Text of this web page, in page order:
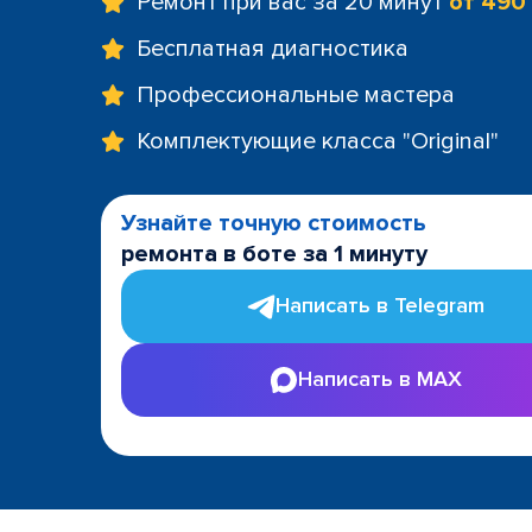
Бесплатная диагностика
Профессиональные мастера
Комплектующие класса "Original"
Узнайте точную стоимость
ремонта в боте за 1 минуту
Написать в Telegram
Написать в MAX